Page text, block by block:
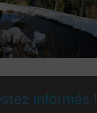
informés !